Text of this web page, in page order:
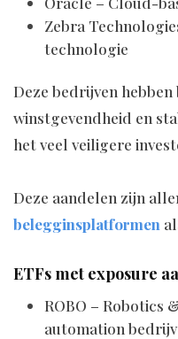
Zebra
technologie
Deze bedrijven
winstgevendheid en
het veel veiligere
Deze aandelen zijn
belegginsplatformen
ETFs met exposure
ROBO – Robotics
automation